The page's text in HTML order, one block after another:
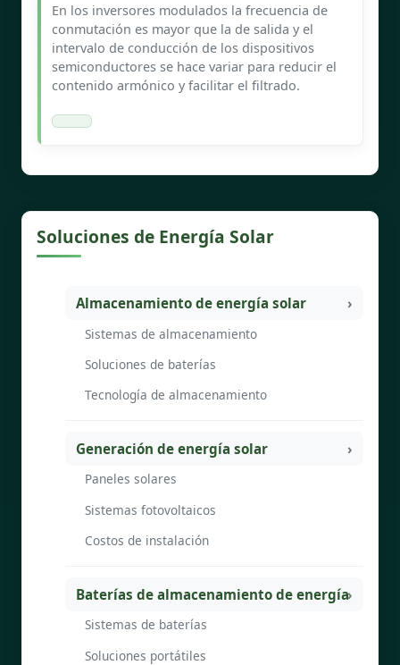
En los inversores modulados la frecuencia de
conmutación es mayor que la de salida y el
intervalo de conducción de los dispositivos
semiconductores se hace variar para reducir el
contenido armónico y facilitar el filtrado.
Soluciones de Energía Solar
Almacenamiento de energía solar
Sistemas de almacenamiento
Soluciones de baterías
Tecnología de almacenamiento
Generación de energía solar
Paneles solares
Sistemas fotovoltaicos
Costos de instalación
Baterías de almacenamiento de energía
Sistemas de baterías
Soluciones portátiles